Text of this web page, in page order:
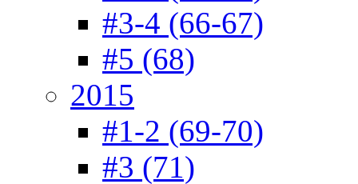
#3-4 (66-67)
#5 (68)
2015
#1-2 (69-70)
#3 (71)